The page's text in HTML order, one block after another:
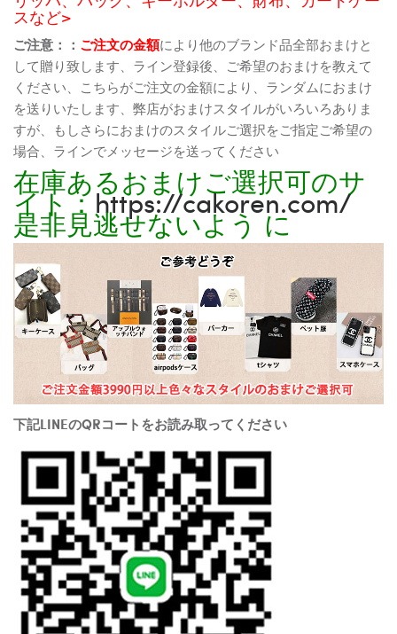
スなど>
ご注意：： ご注文の金額により他のブランド品全部おまけと
して贈り致します、ライン登録後、ご希望のおまけを教えて
ください、こちらがご注文の金額により、ランダムにおまけ
を送りいたします、弊店がおまけスタイルがいろいろありま
すが、もしさらにおまけのスタイルご選択をご指定ご希望の
場合、ラインでメッセージを送ってください
在庫あるおまけご選択可のサ
イト：https://cakoren.com/
是非見逃せないよう に
下記LINEのQRコートをお読み取ってください